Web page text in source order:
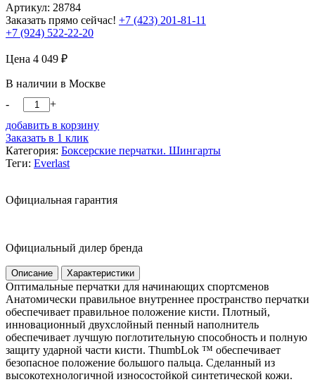
Артикул: 28784
Заказать прямо сейчас! +7 (423) 201-81-11
+7 (924) 522-22-20
Цена 4 049 ₽
В наличии в Москве
-
+
добавить в корзину
Заказать в 1 клик
Категория: Боксерские перчатки. Шингарты
Теги: Everlast
Официальная гарантия
Официальный дилер бренда
Описание Характеристики
Оптимальные перчатки для начинающих спортсменов
Анатомически правильное внутреннее пространство перчатки
обеспечивает правильное положение кисти. Плотный,
инновационный двухслойный пенный наполнитель
обеспечивает лучшую поглотительную способность и полную
защиту ударной части кисти. ThumbLok ™ обеспечивает
безопасное положение большого пальца. Сделанный из
высокотехнологичной износостойкой синтетической кожи.